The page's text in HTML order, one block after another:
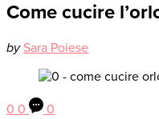
Come cucire
by Sara Poiese
0 0 0